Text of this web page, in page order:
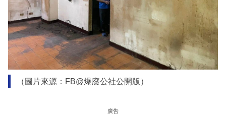
（圖片來源：FB@爆廢公社公開版）
廣告